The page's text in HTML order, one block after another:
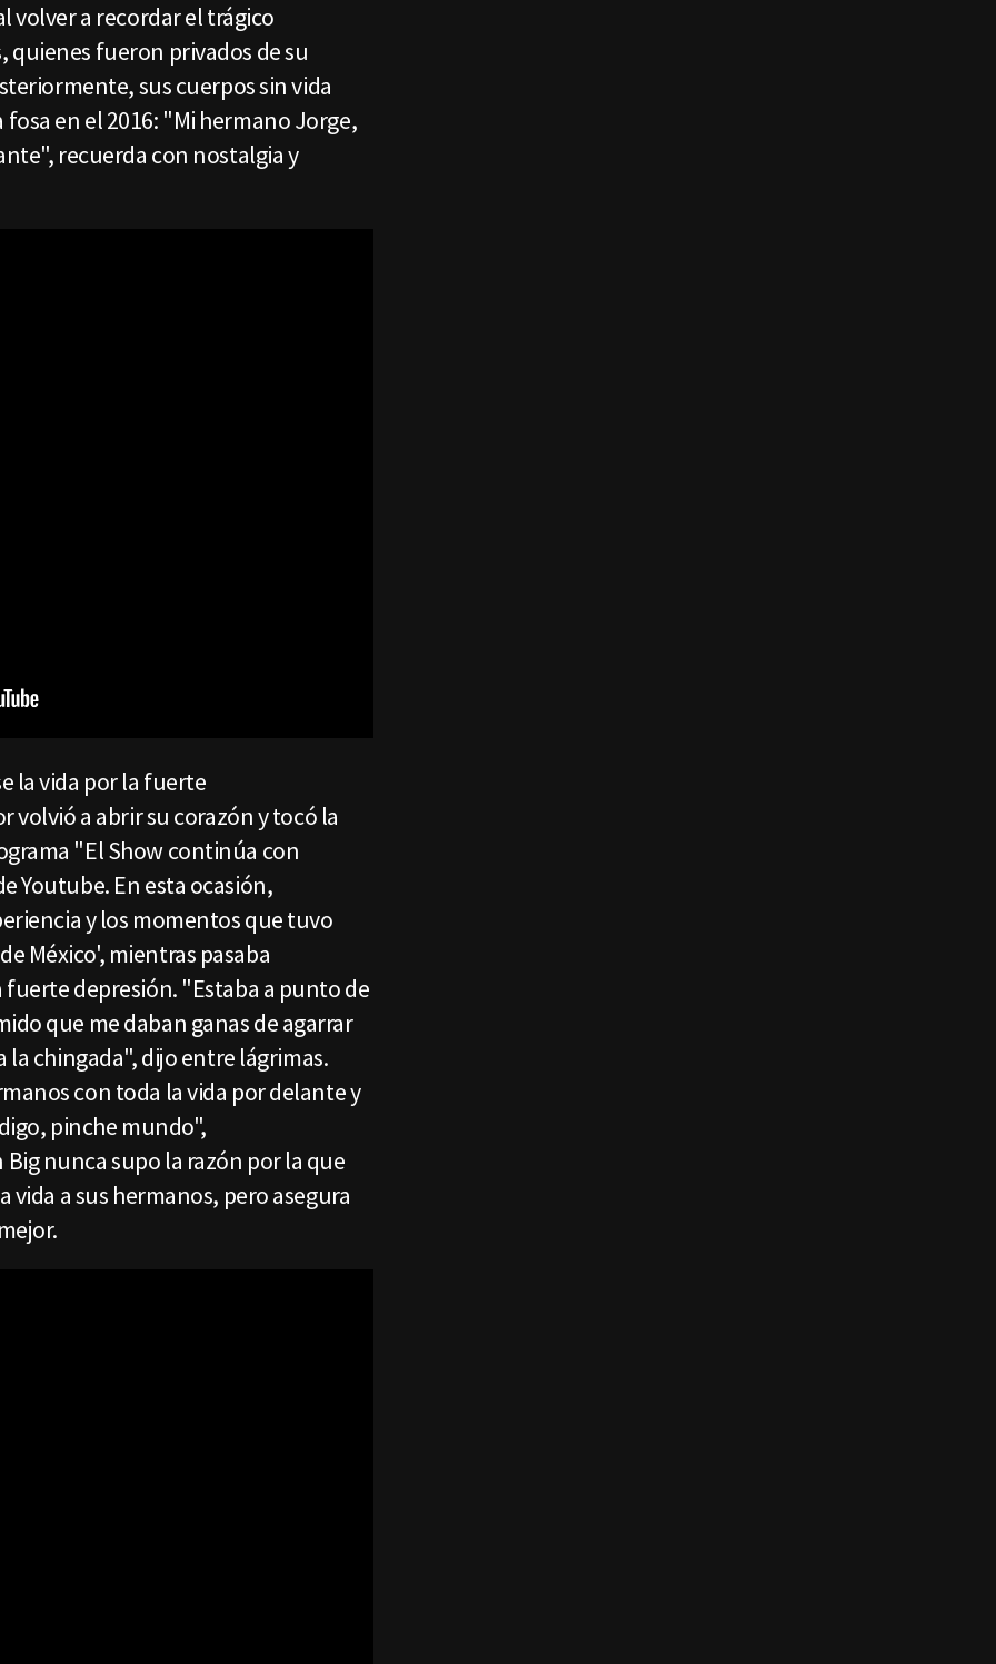
volver a recordar el trágico
quienes fueron privados de su
sus cuerpos sin vida
en el 2016: "Mi hermano Jorge,
recuerda con nostalgia y
la vida por la fuerte
volvió a abrir su corazón y tocó la
"El Show continúa con
Youtube. En esta ocasión,
y los momentos que tuvo
México', mientras pasaba
depresión. "Estaba a punto de
que me daban ganas de agarrar
la chingada", dijo entre lágrimas.
con toda la vida por delante y
pinche mundo",
nunca supo la razón por la que
a sus hermanos, pero asegura